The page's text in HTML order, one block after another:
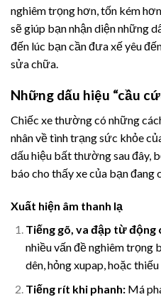
nghiêm trọng hơn, tốn kém
sẽ giúp bạn nhận diện những
đến lúc bạn cần đưa xế yêu
sửa chữa.
Những dấu hiệu “cầu
Chiếc xe thường có những
nhân về tình trạng sức khỏe
dấu hiệu bất thường sau đây,
báo cho thấy xe của bạn đang
Xuất hiện âm thanh lạ
Tiếng gõ, va đập từ động
nhiều vấn đề nghiêm trọng
dên, hỏng xupap, hoặc
Tiếng rít khi phanh:Má